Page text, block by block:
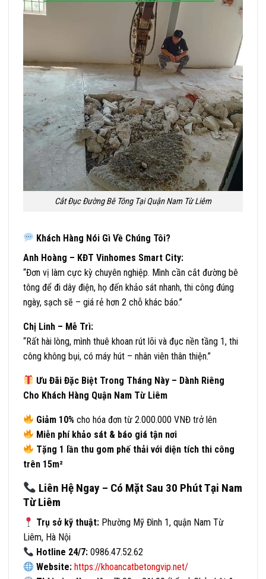
Cắt Đục Đường Bê Tông Tại Quận Nam Từ Liêm
Khách Hàng Nói Gì Về Chúng Tôi?
Anh Hoàng – KĐT Vinhomes Smart City:
“Đơn vị làm cực kỳ chuyên nghiệp. Mình cần cắt đường bê
tông để đi dây điện, họ đến khảo sát nhanh, thi công đúng
ngày, sạch sẽ – giá rẻ hơn 2 chỗ khác báo.”
Chị Linh – Mễ Trì:
“Rất hài lòng, mình thuê khoan rút lõi và đục nền tầng 1, thi
công không bụi, có máy hút – nhân viên thân thiện.”
Ưu Đãi Đặc Biệt Trong Tháng Này – Dành Riêng
Cho Khách Hàng Quận Nam Từ Liêm
Giảm 10% cho hóa đơn từ 2.000.000 VNĐ trở lên
Miễn phí khảo sát & báo giá tận nơi
Tặng 1 lần thu gom phế thải với diện tích thi công
trên 15m²
Liên Hệ Ngay – Có Mặt Sau 30 Phút Tại Nam
Từ Liêm
Trụ sở kỹ thuật: Phường Mỹ Đình 1, quận Nam Từ
Liêm, Hà Nội
Hotline 24/7: 0986.47.52.62
Website: https://khoancatbetongvip.net/